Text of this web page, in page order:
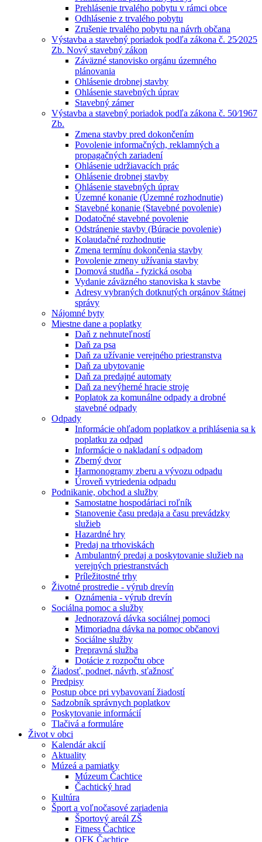
Prehlásenie trvalého pobytu v rámci obce
Odhlásenie z trvalého pobytu
Zrušenie trvalého pobytu na návrh občana
Výstavba a stavebný poriadok podľa zákona č. 25⁄2025
Zb. Nový stavebný zákon
Záväzné stanovisko orgánu územného
plánovania
Ohlásenie drobnej stavby
Ohlásenie stavebných úprav
Stavebný zámer
Výstavba a stavebný poriadok podľa zákona č. 50⁄1967
Zb.
Zmena stavby pred dokončením
Povolenie informačných, reklamných a
propagačných zariadení
Ohlásenie udržiavacích prác
Ohlásenie drobnej stavby
Ohlásenie stavebných úprav
Územné konanie (Územné rozhodnutie)
Stavebné konanie (Stavebné povolenie)
Dodatočné stavebné povolenie
Odstránenie stavby (Búracie povolenie)
Kolaudačné rozhodnutie
Zmena termínu dokončenia stavby
Povolenie zmeny užívania stavby
Domová studňa - fyzická osoba
Vydanie záväzného stanoviska k stavbe
Adresy vybraných dotknutých orgánov štátnej
správy
Nájomné byty
Miestne dane a poplatky
Daň z nehnuteľností
Daň za psa
Daň za užívanie verejného priestranstva
Daň za ubytovanie
Daň za predajné automaty
Daň za nevýherné hracie stroje
Poplatok za komunálne odpady a drobné
stavebné odpady
Odpady
Informácie ohľadom poplatkov a prihlásenia sa k
poplatku za odpad
Informácie o nakladaní s odpadom
Zberný dvor
Harmonogramy zberu a vývozu odpadu
Úroveň vytriedenia odpadu
Podnikanie, obchod a služby
Samostatne hospodáriaci roľník
Stanovenie času predaja a času prevádzky
služieb
Hazardné hry
Predaj na trhoviskách
Ambulantný predaj a poskytovanie služieb na
verejných priestranstvách
Príležitostné trhy
Životné prostredie - výrub drevín
Oznámenia - výrub drevín
Sociálna pomoc a služby
Jednorazová dávka sociálnej pomoci
Mimoriadna dávka na pomoc občanovi
Sociálne služby
Prepravná služba
Dotácie z rozpočtu obce
Žiadosť, podnet, návrh, sťažnosť
Predpisy
Postup obce pri vybavovaní žiadostí
Sadzobník správnych poplatkov
Poskytovanie informácií
Tlačivá a formuláre
Život v obci
Kalendár akcií
Aktuality
Múzeá a pamiatky
Múzeum Čachtice
Čachtický hrad
Kultúra
Šport a voľnočasové zariadenia
Športový areál ZŠ
Fitness Čachtice
OFK Čachtice